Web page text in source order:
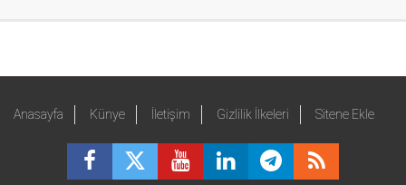
Anasayfa Künye İletişim Gizlilik İlkeleri Sitene Ekle